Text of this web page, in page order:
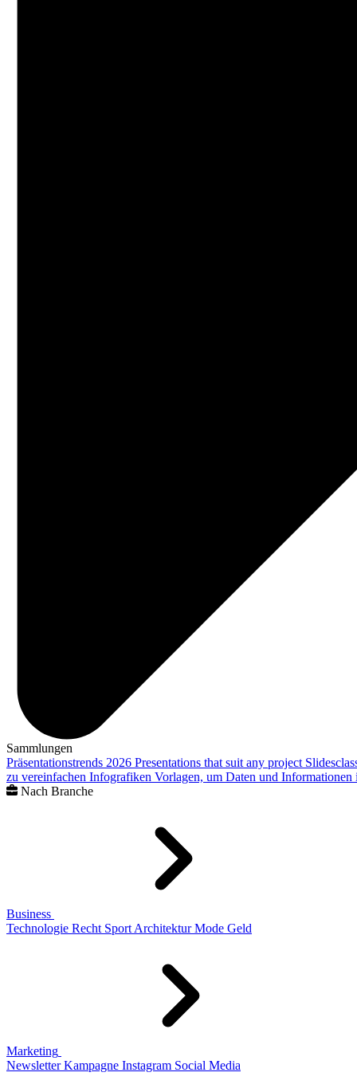
Sammlungen
Präsentationstrends 2026 Presentations that suit any project
zu vereinfachen Infografiken Vorlagen, um Daten und
Nach Branche
Business
Technologie Recht Sport Architektur Mode Geld
Marketing
Newsletter Kampagne Instagram Social Media